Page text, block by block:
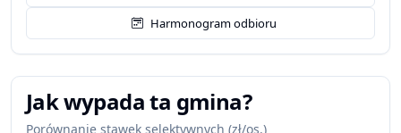
Harmonogram odbioru
Jak wypada ta gmina?
Porównanie stawek selektywnych (zł/os.)